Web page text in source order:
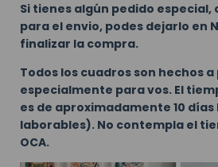
Si tienes algún pedido especial,
para el envio, podes dejarlo en
finalizar la compra.
Todos los cuadros son hechos
especialmente para vos. El
es de aproximadamente 10
laborables). No contempla el
OCA.